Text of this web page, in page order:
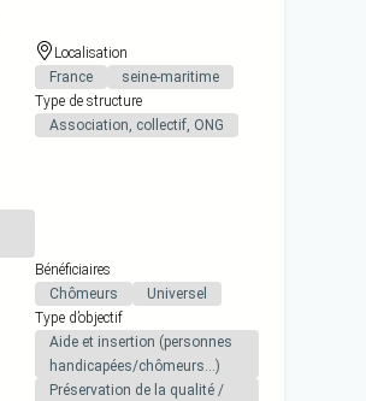
Localisation
France
seine-maritime
Type de structure
Association, collectif, ONG
Bénéficiaires
Chômeurs
Universel
Type d’objectif
Aide et insertion (personnes
handicapées/chômeurs…)
Préservation de la qualité /